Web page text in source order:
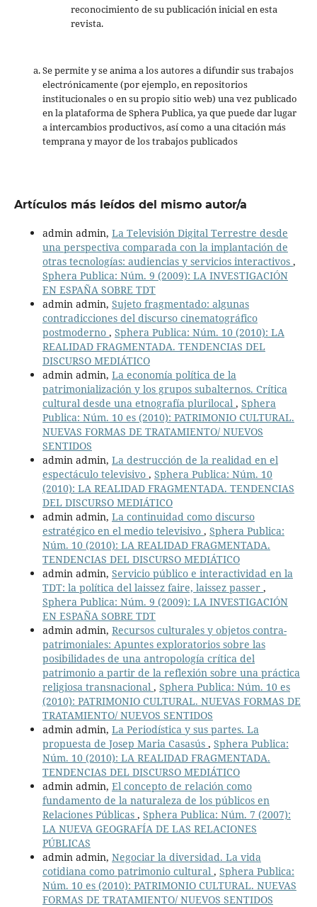
reconocimiento de su publicación inicial en esta
revista.
Se permite y se anima a los autores a difundir sus trabajos
electrónicamente (por ejemplo, en repositorios
institucionales o en su propio sitio web) una vez publicado
en la plataforma de Sphera Publica, ya que puede dar lugar
a intercambios productivos, así como a una citación más
temprana y mayor de los trabajos publicados
Artículos más leídos del mismo autor/a
admin admin, La Televisión Digital Terrestre desde
una perspectiva comparada con la implantación de
otras tecnologías: audiencias y servicios interactivos ,
Sphera Publica: Núm. 9 (2009): LA INVESTIGACIÓN
EN ESPAÑA SOBRE TDT
admin admin, Sujeto fragmentado: algunas
contradicciones del discurso cinematográfico
postmoderno , Sphera Publica: Núm. 10 (2010): LA
REALIDAD FRAGMENTADA. TENDENCIAS DEL
DISCURSO MEDIÁTICO
admin admin, La economía política de la
patrimonialización y los grupos subalternos. Crítica
cultural desde una etnografía plurilocal , Sphera
Publica: Núm. 10 es (2010): PATRIMONIO CULTURAL.
NUEVAS FORMAS DE TRATAMIENTO/ NUEVOS
SENTIDOS
admin admin, La destrucción de la realidad en el
espectáculo televisivo , Sphera Publica: Núm. 10
(2010): LA REALIDAD FRAGMENTADA. TENDENCIAS
DEL DISCURSO MEDIÁTICO
admin admin, La continuidad como discurso
estratégico en el medio televisivo , Sphera Publica:
Núm. 10 (2010): LA REALIDAD FRAGMENTADA.
TENDENCIAS DEL DISCURSO MEDIÁTICO
admin admin, Servicio público e interactividad en la
TDT: la política del laissez faire, laissez passer ,
Sphera Publica: Núm. 9 (2009): LA INVESTIGACIÓN
EN ESPAÑA SOBRE TDT
admin admin, Recursos culturales y objetos contra-
patrimoniales: Apuntes exploratorios sobre las
posibilidades de una antropología crítica del
patrimonio a partir de la reflexión sobre una práctica
religiosa transnacional , Sphera Publica: Núm. 10 es
(2010): PATRIMONIO CULTURAL. NUEVAS FORMAS DE
TRATAMIENTO/ NUEVOS SENTIDOS
admin admin, La Periodística y sus partes. La
propuesta de Josep Maria Casasús , Sphera Publica:
Núm. 10 (2010): LA REALIDAD FRAGMENTADA.
TENDENCIAS DEL DISCURSO MEDIÁTICO
admin admin, El concepto de relación como
fundamento de la naturaleza de los públicos en
Relaciones Públicas , Sphera Publica: Núm. 7 (2007):
LA NUEVA GEOGRAFÍA DE LAS RELACIONES
PÚBLICAS
admin admin, Negociar la diversidad. La vida
cotidiana como patrimonio cultural , Sphera Publica:
Núm. 10 es (2010): PATRIMONIO CULTURAL. NUEVAS
FORMAS DE TRATAMIENTO/ NUEVOS SENTIDOS